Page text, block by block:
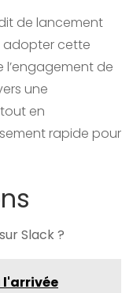
de lancement
adopter cette
de
une
en
rapide pour
Slack ?